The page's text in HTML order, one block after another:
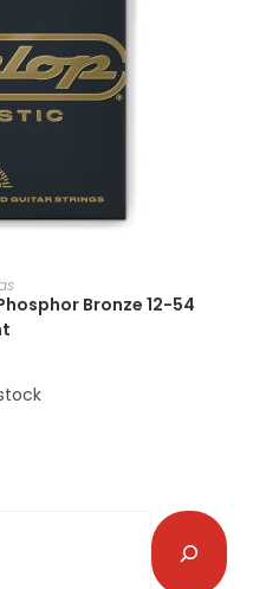
Bronze 12-54